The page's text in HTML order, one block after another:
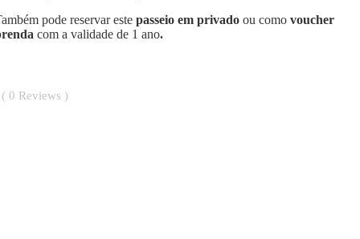
pode reservar este passeio em privado ou como voucher
com a validade de 1 ano.
0 Reviews